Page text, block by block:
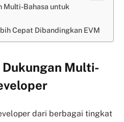
Multi-Bahasa untuk
Cepat Dibandingkan EVM
Multi-
dari berbagai tingkat